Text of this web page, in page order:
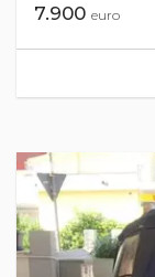
7.900 euro